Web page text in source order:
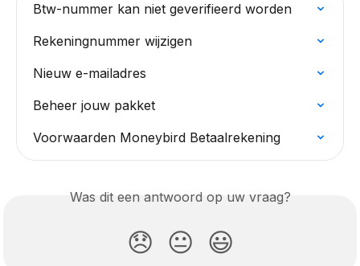
Btw-nummer kan niet geverifieerd worden
Rekeningnummer wijzigen
Nieuw e-mailadres
Beheer jouw pakket
Voorwaarden Moneybird Betaalrekening
Was dit een antwoord op uw vraag?
😞 😐 😃